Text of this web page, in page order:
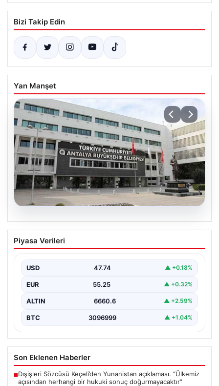
Bizi Takip Edin
Yan Manşet
Antalya Büyükşehir Belediyesi’ne
Yönelik Rüşvet ve Yolsuzluk
Bırakıldı
Antalya Büyükşehir Belediyesi'ne bağlı gerçekleştirilen
rüşvet ve yolsuzluk soruşturması kapsamında önemli
Piyasa Verileri
USD 47.74 ▲ +0.18%
EUR 55.25 ▲ +0.32%
ALTIN 6660.6 ▲ +2.59%
BTC 3096999 ▲ +1.04%
Son Eklenen Haberler
■Dışişleri Sözcüsü Keçeli’den Yunanistan açıklaması. “Ülkemiz
açısından herhangi bir hukuki sonuç doğurmayacaktır”